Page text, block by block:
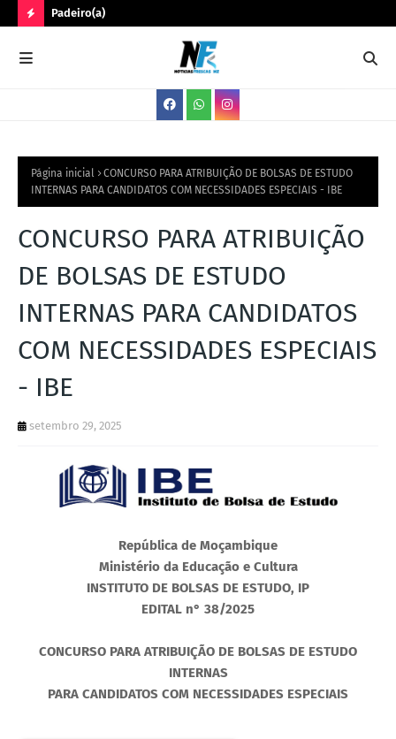
O
V
S
Padeiro(a)
Página inicial
CONCURSO PARA ATRIBUIÇÃO DE BOLSAS DE ESTUDO
INTERNAS PARA CANDIDATOS COM NECESSIDADES ESPECIAIS - IBE
CONCURSO PARA ATRIBUIÇÃO
DE BOLSAS DE ESTUDO
INTERNAS PARA CANDIDATOS
COM NECESSIDADES ESPECIAIS
- IBE
setembro 29, 2025
República de Moçambique
Ministério da Educação e Cultura
INSTITUTO DE BOLSAS DE ESTUDO, IP
EDITAL n° 38/2025
CONCURSO PARA ATRIBUIÇÃO DE BOLSAS DE ESTUDO
INTERNAS
PARA CANDIDATOS COM NECESSIDADES ESPECIAIS